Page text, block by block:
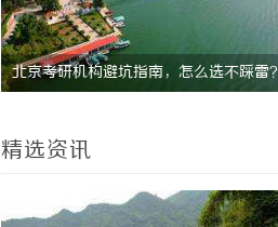
北京考研机构避坑指南，怎么选不踩雷？
精选资讯